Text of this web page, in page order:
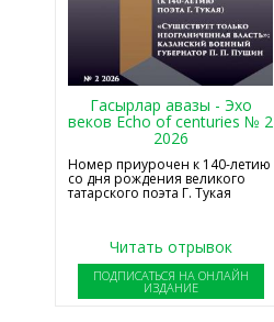
Гасырлар авазы - Эхо
веков Echo of centuries № 2
2026
Номер приурочен к 140-летию
со дня рождения великого
татарского поэта Г. Тукая
Читать отрывок
ПОДПИСАТЬСЯ НА ОНЛАЙН
ИЗДАНИЕ